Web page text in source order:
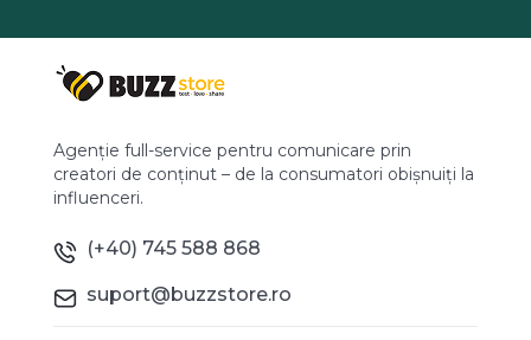
Agenție full-service pentru comunicare prin
creatori de conținut – de la consumatori obișnuiți la
influenceri.
(+40) 745 588 868
suport@buzzstore.ro